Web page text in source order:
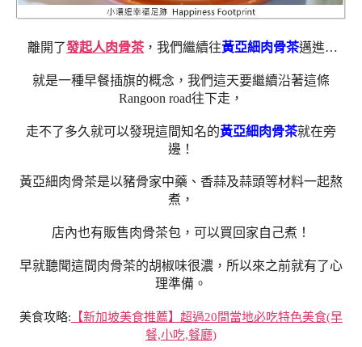
離開了發起人肉骨茶，我們繼續往黃亞細肉骨茶邁進…
就是一種早餐插旗的概念，我們這天要繼續沿著這條
Rangoon road往下走，
走不了多久就可以發現這間知名的黃亞細肉骨茶就在旁
邊！
黃亞細肉骨茶是以豬骨家中藥、香蒜及蒜頭等材料一起熬
煮，
店內也有販售肉骨茶包，可以買回家自己煮！
早就聽聞這間肉骨茶的胡椒味很濃，所以來之前就有了心
理準備。
美食攻略: 【新加坡美食推薦】超過20間當地必吃特色美食(早
餐,小吃,餐廳)